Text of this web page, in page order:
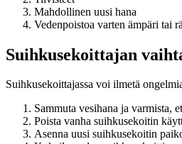
Mahdollinen uusi hana
Vedenpoistoa varten ämpäri tai
Suihkusekoittajan
Suihkusekoittajassa voi ilmetä
Sammuta vesihana ja varmista,
Poista vanha suihkusekoitin
Asenna uusi suihkusekoitin